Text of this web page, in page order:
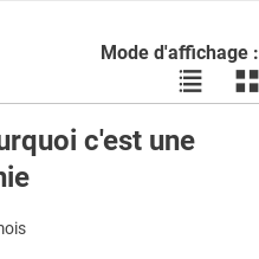
Mode d'affichage :
Voir
les
en
les
c'est une